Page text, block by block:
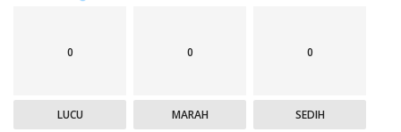
0
LUCU
0
MARAH
0
SEDIH